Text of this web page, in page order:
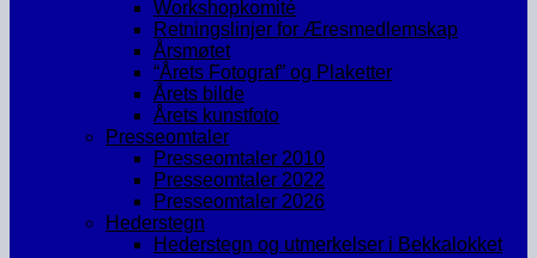
Workshopkomité
Retningslinjer for Æresmedlemskap
Årsmøtet
“Årets Fotograf” og Plaketter
Årets bilde
Årets kunstfoto
Presseomtaler
Presseomtaler 2010
Presseomtaler 2022
Presseomtaler 2026
Hederstegn
Hederstegn og utmerkelser i Bekkalokket